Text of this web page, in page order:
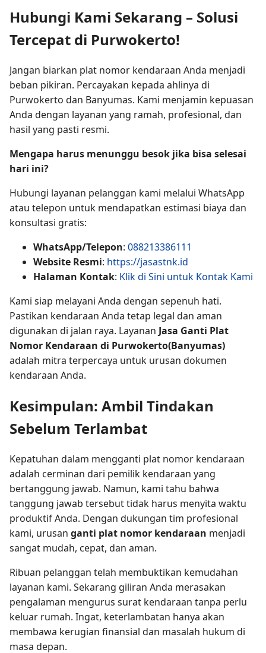
Hubungi Kami Sekarang – Solusi
Tercepat di Purwokerto!
Jangan biarkan plat nomor kendaraan Anda menjadi
beban pikiran. Percayakan kepada ahlinya di
Purwokerto dan Banyumas. Kami menjamin kepuasan
Anda dengan layanan yang ramah, profesional, dan
hasil yang pasti resmi.
Mengapa harus menunggu besok jika bisa selesai
hari ini?
Hubungi layanan pelanggan kami melalui WhatsApp
atau telepon untuk mendapatkan estimasi biaya dan
konsultasi gratis:
WhatsApp/Telepon: 088213386111
Website Resmi: https://jasastnk.id
Halaman Kontak: Klik di Sini untuk Kontak Kami
Kami siap melayani Anda dengan sepenuh hati.
Pastikan kendaraan Anda tetap legal dan aman
digunakan di jalan raya. Layanan Jasa Ganti Plat
Nomor Kendaraan di Purwokerto(Banyumas)
adalah mitra terpercaya untuk urusan dokumen
kendaraan Anda.
Kesimpulan: Ambil Tindakan
Sebelum Terlambat
Kepatuhan dalam mengganti plat nomor kendaraan
adalah cerminan dari pemilik kendaraan yang
bertanggung jawab. Namun, kami tahu bahwa
tanggung jawab tersebut tidak harus menyita waktu
produktif Anda. Dengan dukungan tim profesional
kami, urusan ganti plat nomor kendaraan menjadi
sangat mudah, cepat, dan aman.
Ribuan pelanggan telah membuktikan kemudahan
layanan kami. Sekarang giliran Anda merasakan
pengalaman mengurus surat kendaraan tanpa perlu
keluar rumah. Ingat, keterlambatan hanya akan
membawa kerugian finansial dan masalah hukum di
masa depan.